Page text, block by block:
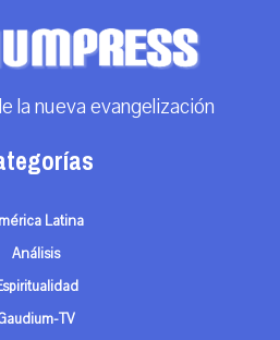
la nueva evangelización
Latina
Análisis
TV